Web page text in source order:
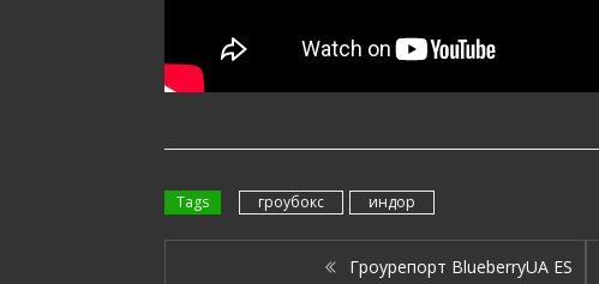
Tags гроубокс индор
Гроурепорт BlueberryUA ES